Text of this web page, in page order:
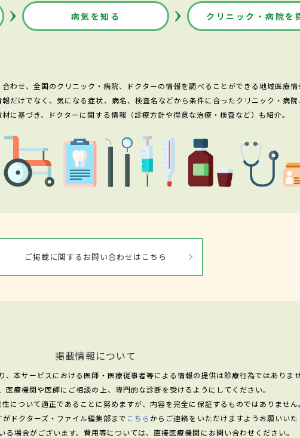
病気を知る クリニック・病院を
わせ、全国のクリニック・病院、ドクターの情報を調べることができる地域医療情
だけでなく、気になる症状、病名、検査名などから条件に合ったクリニック・病院
に基づき、ドクターに関する情報（診療方針や得意な治療・検査など）も紹介。
ご掲載に関するお問い合わせはこちら
掲載情報について
本サービスにおける医師・医療従事者等による情報の提供は診療行為ではありませ
医療機関や医師にご相談の上、専門的な診断を受けるようにしてください。
について適正であることに努めますが、内容を完全に保証するものではありません
ドクターズ・ファイル編集部まで こちら からご連絡をいただけますようお願いいた
場合がございます。費用等については、直接医療機関にお問い合わせください。